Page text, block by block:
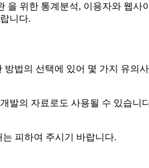
위한 통계분석, 이용자와 웹사
니다.
법의 선택에 있어 몇 가지 유의
발의 자료로도 사용될 수 있습니
피하여 주시기 바랍니다.